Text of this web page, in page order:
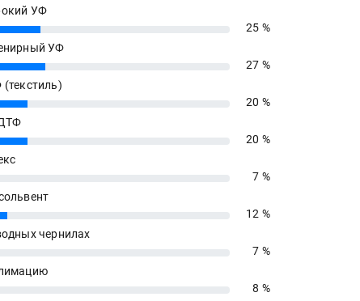
УФ
25 %
УФ
27 %
20 %
20 %
7 %
12 %
чернилах
7 %
8 %